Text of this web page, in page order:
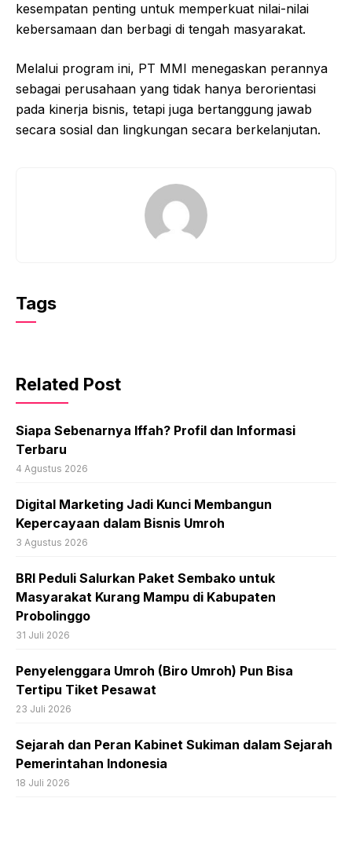
kesempatan penting untuk memperkuat nilai-nilai
kebersamaan dan berbagi di tengah masyarakat.
Melalui program ini, PT MMI menegaskan perannya
sebagai perusahaan yang tidak hanya berorientasi
pada kinerja bisnis, tetapi juga bertanggung jawab
secara sosial dan lingkungan secara berkelanjutan.
Tags
Related Post
Siapa Sebenarnya Iffah? Profil dan Informasi
Terbaru
4 Agustus 2026
Digital Marketing Jadi Kunci Membangun
Kepercayaan dalam Bisnis Umroh
3 Agustus 2026
BRI Peduli Salurkan Paket Sembako untuk
Masyarakat Kurang Mampu di Kabupaten
Probolinggo
31 Juli 2026
Penyelenggara Umroh (Biro Umroh) Pun Bisa
Tertipu Tiket Pesawat
23 Juli 2026
Sejarah dan Peran Kabinet Sukiman dalam Sejarah
Pemerintahan Indonesia
18 Juli 2026